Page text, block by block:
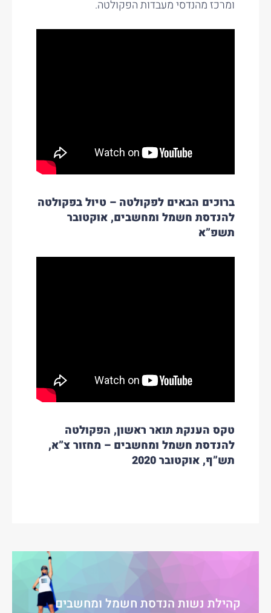
קהילת נשות הנדסת חשמל ומחשבים
ומרכז מהנדסי מעבדות הפקולטה.
ברוכים הבאים לפקולטה – טיול בפקולטה
להנדסת חשמל ומחשבים, אוקטובר
תשפ”א
טקס הענקת תואר ראשון, הפקולטה
להנדסת חשמל ומחשבים – מחזור צ”א,
תש”ף, אוקטובר 2020